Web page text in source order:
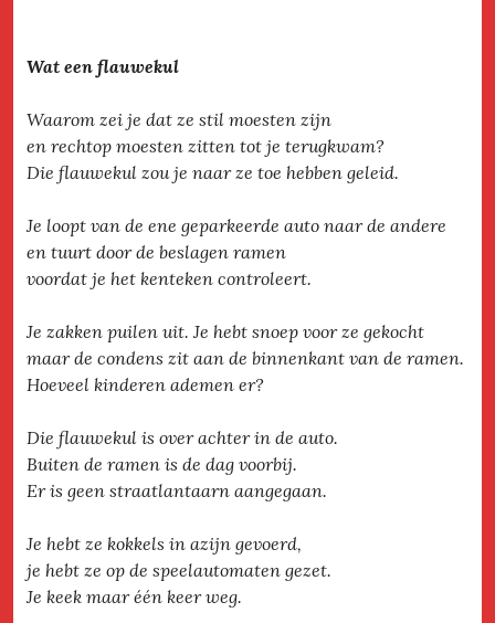
Wat een flauwekul
Waarom zei je dat ze stil moesten zijn
en rechtop moesten zitten tot je terugkwam?
Die flauwekul zou je naar ze toe hebben geleid.
Je loopt van de ene geparkeerde auto naar de andere
en tuurt door de beslagen ramen
voordat je het kenteken controleert.
Je zakken puilen uit. Je hebt snoep voor ze gekocht
maar de condens zit aan de binnenkant van de ramen.
Hoeveel kinderen ademen er?
Die flauwekul is over achter in de auto.
Buiten de ramen is de dag voorbij.
Er is geen straatlantaarn aangegaan.
Je hebt ze kokkels in azijn gevoerd,
je hebt ze op de speelautomaten gezet.
Je keek maar één keer weg.